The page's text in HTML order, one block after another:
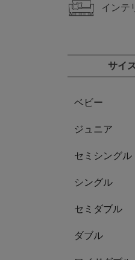
インテ
サイ
ベビー
ジュニア
セミシングル
シングル
セミダブル
ダブル